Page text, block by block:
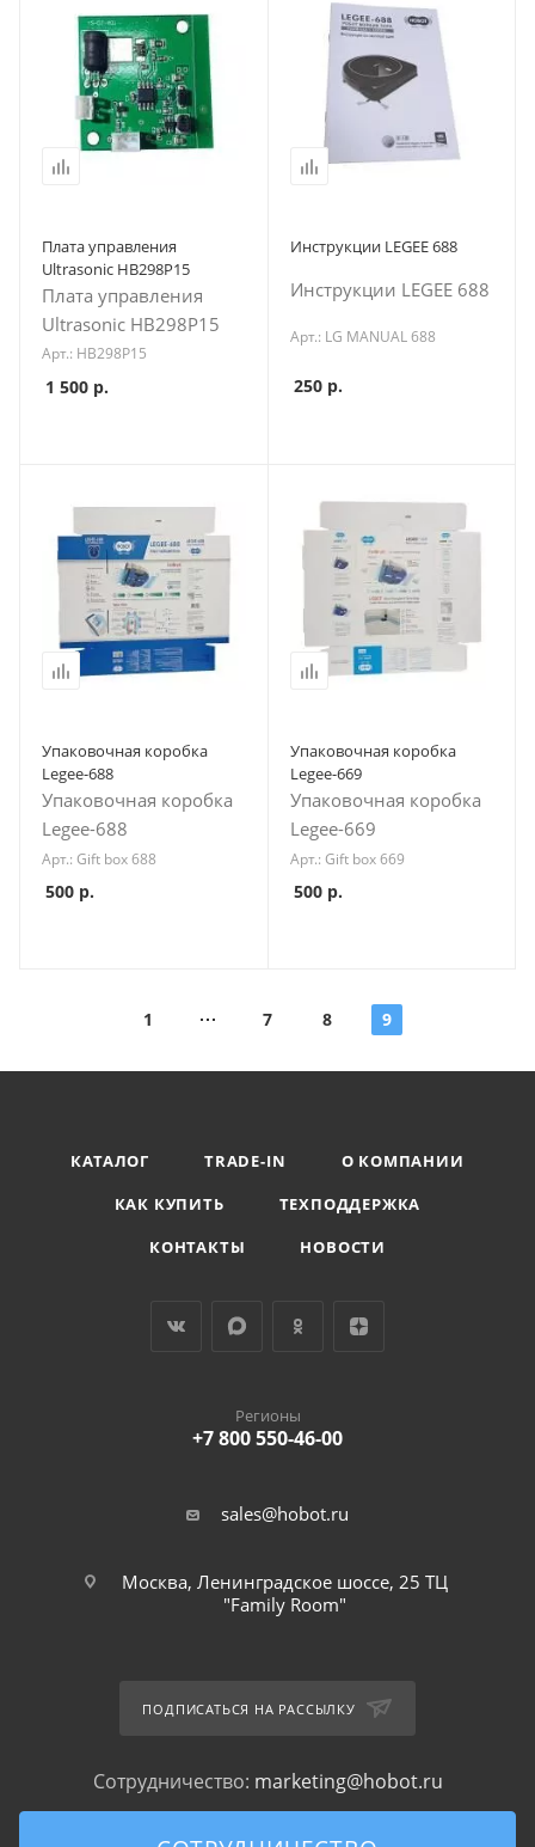
Плата управления
Ultrasonic HB298P15
Плата управления
Ultrasonic HB298P15
Арт.: HB298P15
1 500 р.
Инструкции LEGEE 688
Инструкции LEGEE 688
Арт.: LG MANUAL 688
250р.
Упаковочная коробка
Legee-688
Упаковочная коробка
Legee-688
Арт.: Gift box 688
500 р.
Упаковочная коробка
Legee-669
Упаковочная коробка
Legee-669
Арт.: Gift box 669
500р.
1 7 8 9
КАТАЛОГ TRADE-IN
О КОМПАНИИ
КАК КУПИТЬ
ТЕХПОДДЕРЖКА
КОНТАКТЫ
НОВОСТИ
Регионы
+7 800 550-46-00
sales@hobot.ru
Москва, Ленинградское шоссе, 25 ТЦ
"Family Room"
ПОДПИСАТЬСЯ НА РАССЫЛКУ
Сотрудничество: marketing@hobot.ru